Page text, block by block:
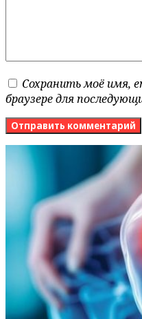
Сохранить моё имя,
браузере для